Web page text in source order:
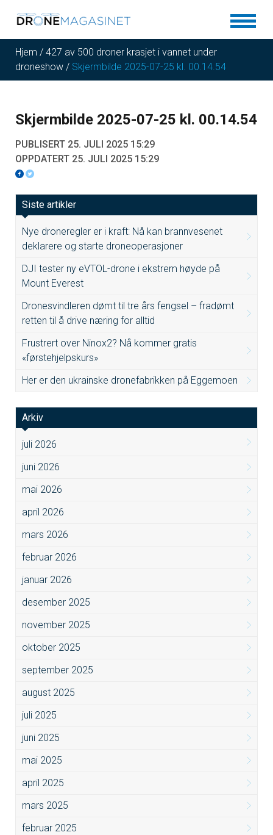
Hjem / 427 av 500 droner krasjet i vannet under
droneshow / Skjermbilde 2025-07-25 kl. 00.14.54
Skjermbilde 2025-07-25 kl. 00.14.54
PUBLISERT 25. JULI 2025 15:29
OPPDATERT 25. JULI 2025 15:29
Siste artikler
Nye droneregler er i kraft: Nå kan brannvesenet
deklarere og starte droneoperasjoner
DJI tester ny eVTOL-drone i ekstrem høyde på
Mount Everest
Dronesvindleren dømt til tre års fengsel – fradømt
retten til å drive næring for alltid
Frustrert over Ninox2? Nå kommer gratis
«førstehjelpskurs»
Her er den ukrainske dronefabrikken på Eggemoen
Arkiv
juli 2026
juni 2026
mai 2026
april 2026
mars 2026
februar 2026
januar 2026
desember 2025
november 2025
oktober 2025
september 2025
august 2025
juli 2025
juni 2025
mai 2025
april 2025
mars 2025
februar 2025